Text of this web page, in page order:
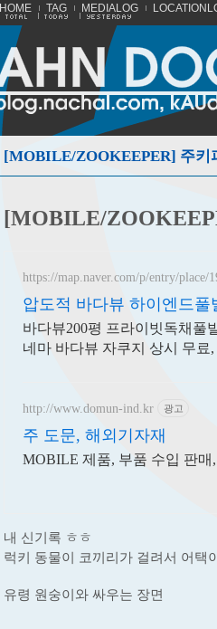
HOME TAG MEDIALOG
[MOBILE/ZOOKEEPER] 주키
[MOBILE/
https://map.naver.com/p/entry/place/
압도적 바다뷰 하이엔드
바다뷰200평 프라이빗독채풀
네마 바다뷰 자쿠지 상시 무료
http://www.domun-ind.kr 광고
주 도문, 해외기자재
MOBILE 제품, 부품 수입 판매
내 신기록 ㅎㅎ
럭키 동물이 코끼리가 걸려서 어택
유령 원숭이와 싸우는 장면